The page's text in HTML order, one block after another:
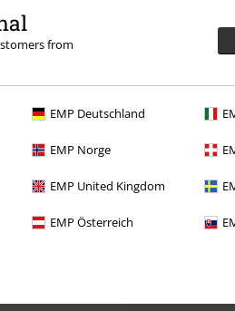
from
EMP Deutschland
EMP Norge
EMP United Kingdom
EMP Österreich